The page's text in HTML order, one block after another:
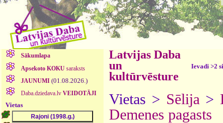
Sākumlapa
Apsekoto KOKUsaraksts
JAUNUMI (01.08.2026.)
Daba.dziedava.lv VEIDOTĀJI
Vietas
Latvijas Daba
un
kultūrvēsture
Ievadi >2
Vietas > Sēlija >
Demenes pagasts